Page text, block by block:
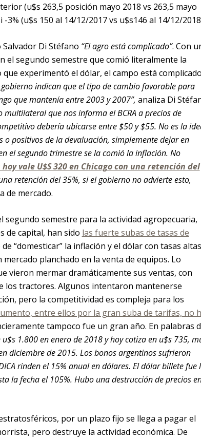
(u$s 263,5 posición mayo 2018 vs 263,5 mayo
3% (u$s 150 al 14/12/2017 vs u$s146 al 14/12/
Di Stéfano “El agro está complicado”. Con
el segundo semestre que comió literalmente la
experimentó el dólar, el campo está complicado
gobierno indican que el tipo de cambio favorable para
que mantenía entre 2003 y 2007”, analiza Di
multilateral que nos informa el BCRA a precios de
debería ubicarse entre $50 y $55. No es la
o positivos de la devaluación, simplemente dejar en
el segundo trimestre se la comió la inflación. No
hoy vale U$S 320 en Chicago con una retención del
retención del 35%, si el gobierno no advierte esto,
de mercado.
segundo semestre para la actividad agropecuaria,
de capital, han sido las fuerte subas de tasas de
“domesticar” la inflación y el dólar con tasas
planchado en la venta de equipos. Lo
vieron mermar dramáticamente sus ventas, con
los tractores. Algunos intentaron mantenerse
pero la competitividad es compleja para los
entre ellos por la gran suba de tarifas, no
tampoco fue un gran año. En palabras
1.800 en enero de 2018 y hoy cotiza en u$s 735,
diciembre de 2015. Los bonos argentinos sufrieron
rinden el 15% anual en dólares. El dólar billete fue
la fecha el 105%. Hubo una destrucción de precios
por un plazo fijo se llega a pagar el
pero destruye la actividad económica. De